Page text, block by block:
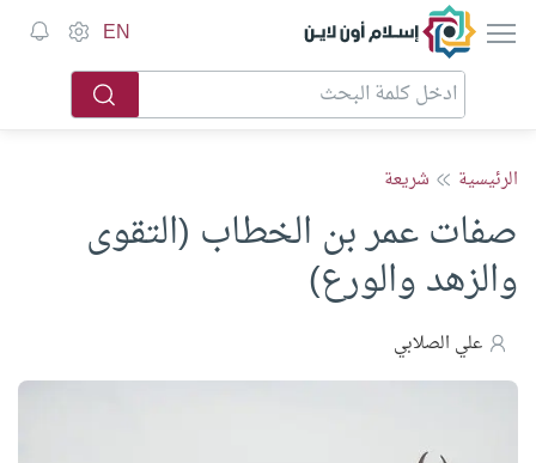
إسلام أون لاين EN
الرئيسية شريعة
صفات عمر بن الخطاب (التقوى
والزهد والورع)
علي الصلابي